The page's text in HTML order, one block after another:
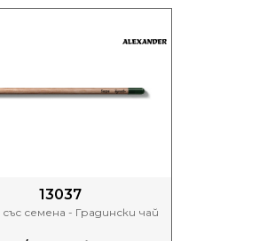
13037
семена - Градински чай